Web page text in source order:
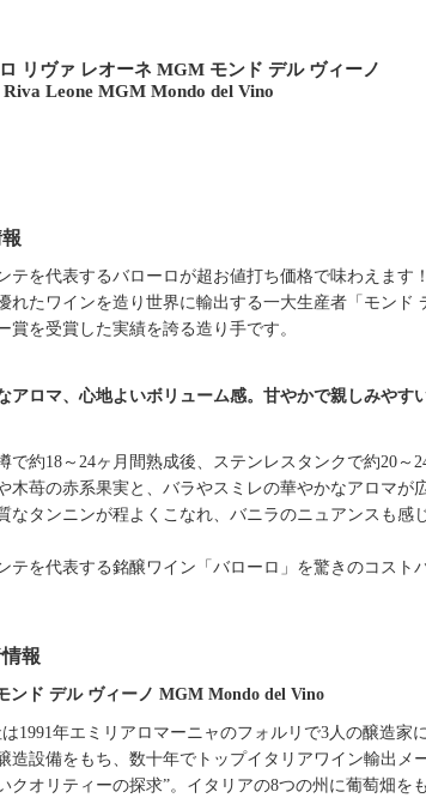
リヴァ レオーネ MGM モンド デル ヴィーノ
Leone MGM Mondo del Vino
テを代表するバローロが超お値打ち価格で味わえま
れたワインを造り世界に輸出する一大生産者「モン
賞を受賞した実績を誇る造り手です。
アロマ、心地よいボリューム感。甘やかで親しみやす
で約18～24ヶ月間熟成後、ステンレスタンクで約20
木苺の赤系果実と、バラやスミレの華やかなアロマ
なタンニンが程よくこなれ、バニラのニュアンスも感
テを代表する銘醸ワイン「バローロ」を驚きのコスト
報
ンド デル ヴィーノ MGM Mondo del Vino
1991年エミリアロマーニャのフォルリで3人の醸造
造設備をもち、数十年でトップイタリアワイン輸出メ
クオリティーの探求”。イタリアの8つの州に葡萄畑